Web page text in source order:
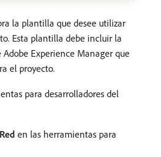
la plantilla que desee utilizar
Esta plantilla debe incluir la
Experience Manager que
el proyecto.
para desarrolladores del
Red en las herramientas para